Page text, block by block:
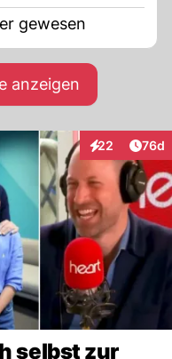
gewesen
anzeigen
22
Interaktionen
76d
selbst zur